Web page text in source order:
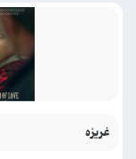
غریزه